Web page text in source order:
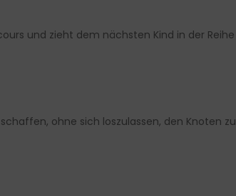
und zieht dem nächsten Kind in der Reihe
ohne sich loszulassen, den Knoten zu